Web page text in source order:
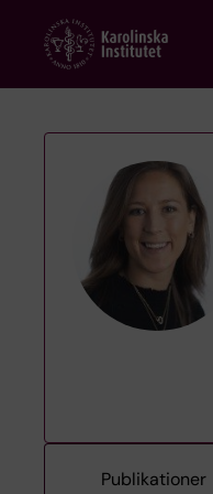
content
Publikationer